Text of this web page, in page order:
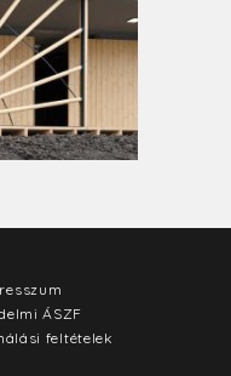
ÁSZF
feltételek